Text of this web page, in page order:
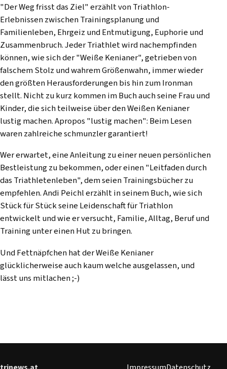
"Der Weg frisst das Ziel" erzählt von Triathlon-
Erlebnissen zwischen Trainingsplanung und
Familienleben, Ehrgeiz und Entmutigung, Euphorie und
Zusammenbruch. Jeder Triathlet wird nachempfinden
können, wie sich der "Weiße Kenianer", getrieben von
falschem Stolz und wahrem Größenwahn, immer wieder
den größten Herausforderungen bis hin zum Ironman
stellt. Nicht zu kurz kommen im Buch auch seine Frau und
Kinder, die sich teilweise über den Weißen Kenianer
lustig machen. Apropos "lustig machen": Beim Lesen
waren zahlreiche schmunzler garantiert!
Wer erwartet, eine Anleitung zu einer neuen persönlichen
Bestleistung zu bekommen, oder einen "Leitfaden durch
das Triathletenleben", dem seien Trainingsbücher zu
empfehlen. Andi Peichl erzählt in seinem Buch, wie sich
Stück für Stück seine Leidenschaft für Triathlon
entwickelt und wie er versucht, Familie, Alltag, Beruf und
Training unter einen Hut zu bringen.
Und Fettnäpfchen hat der Weiße Kenianer
glücklicherweise auch kaum welche ausgelassen, und
lässt uns mitlachen ;-)